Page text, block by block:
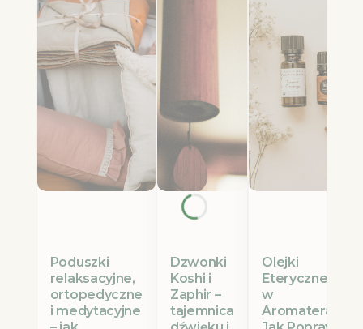
Poduszki
relaksacyjne,
ortopedyczne
i medytacyjne
Dzwonki
Koshi i
Zaphir –
tajemnica
Olejki
Eteryczne Etja
w
Aromaterapii: